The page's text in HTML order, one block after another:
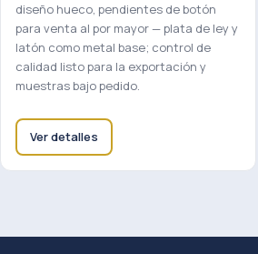
diseño hueco, pendientes de botón
para venta al por mayor — plata de ley y
latón como metal base; control de
calidad listo para la exportación y
muestras bajo pedido.
Ver detalles